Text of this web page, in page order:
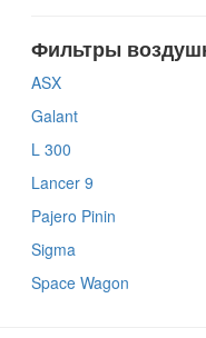
Фильтры
ASX
Galant
L 300
Lancer 9
Pajero Pinin
Sigma
Space Wagon